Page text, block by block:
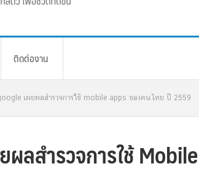
ติดต่องาน
เผยผลสำรวจการใช้ mobile apps ของคนไทย ปี 2559
ผลสำรวจการใช้